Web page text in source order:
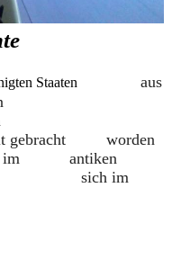
Staaten
aus
das von
gebracht worden
im antiken
sich im